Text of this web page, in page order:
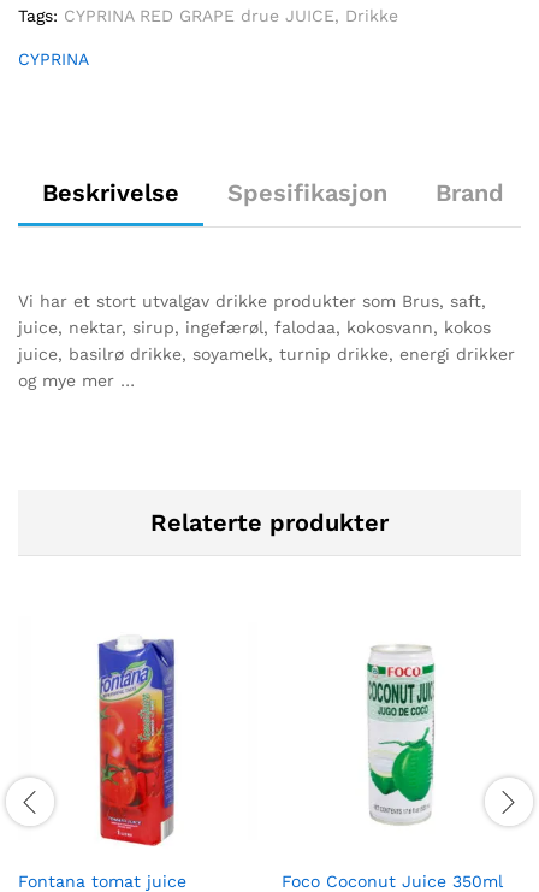
Tags: CYPRINA RED GRAPE drue JUICE, Drikke
CYPRINA
Beskrivelse Spesifikasjon Brand
Vi har et stort utvalgav drikke produkter som Brus, saft,
juice, nektar, sirup, ingefærøl, falodaa, kokosvann, kokos
juice, basilrø drikke, soyamelk, turnip drikke, energi drikker
og mye mer …
Relaterte produkter
Fontana tomat juice Foco Coconut Juice 350ml